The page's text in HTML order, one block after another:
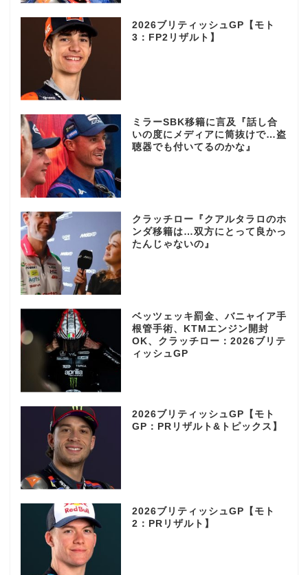
2026ブリティッシュGP【モト
3：FP2リザルト】
ミラーSBK移籍に言及『話し合
いの度にメディアに筒抜けで…盗
聴器でも付いてるのかな』
クラッチロー『クアルタラロのホ
ンダ移籍は…双方にとって良かっ
たんじゃないの』
ベッツェッキ罰金、バニャイア手
根管手術、KTMエンジン開封
OK、クラッチロー：2026ブリテ
ィッシュGP
2026ブリティッシュGP【モト
GP：PRリザルト&トピックス】
2026ブリティッシュGP【モト
2：PRリザルト】